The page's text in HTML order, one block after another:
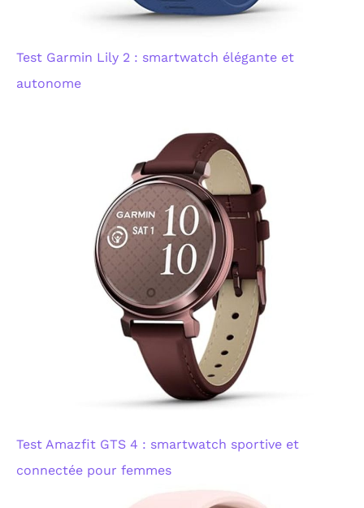
Test Garmin Lily 2 : smartwatch élégante et
autonome
Test Amazfit GTS 4 : smartwatch sportive et
connectée pour femmes